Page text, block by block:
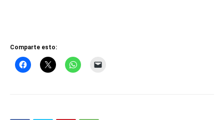
Comparte esto: